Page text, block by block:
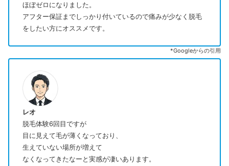
ほぼゼロになりました。
アフター保証までしっかり付いているので痛みが少なく脱毛
をしたい方にオススメです。
*Googleからの引用
レオ
脱毛体験6回目ですが
目に見えて毛が薄くなっており、
生えていない場所が増えて
なくなってきたなーと実感が凄いあります。